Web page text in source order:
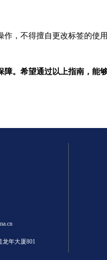
，不得擅自更改标签的使
。希望通过以上指南，能
年大厦801